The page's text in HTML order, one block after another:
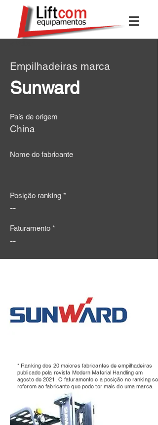
Empilhadeiras marca
Sunward
País de origem
China
Nome do fabricante
Posição ranking *
--
Faturamento *
--
* Ranking dos 20 maiores fabricantes de empilhadeiras
publicado pela revista Modern Material Handling em
agosto de 2021. O faturamento e a posição no ranking se
referem ao fabricante que pode ter mais de uma marca.